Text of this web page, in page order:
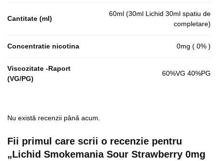
Cantitate (ml)
60ml (30ml Lichid 30ml spatiu de
completare)
Concentratie nicotina 0mg ( 0% )
Viscozitate -Raport
(VG/PG)
60%VG 40%PG
Nu există recenzii până acum.
Fii primul care scrii o recenzie pentru
„Lichid Smokemania Sour Strawberry 0mg